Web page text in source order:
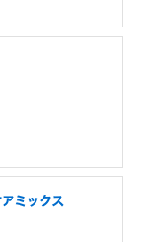
ミックス